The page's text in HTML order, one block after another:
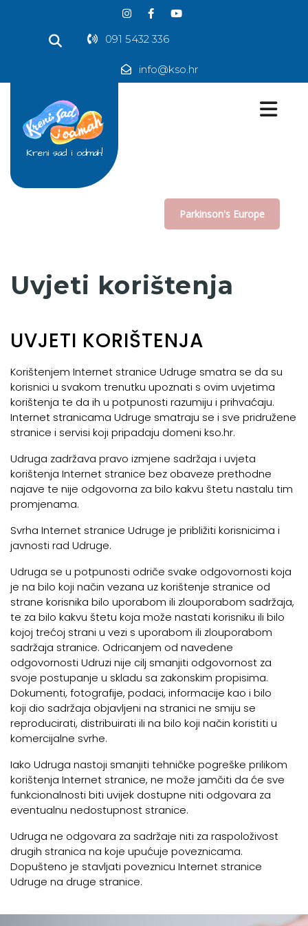
091 5432 336
info@kso.hr
Kreni sad i odmah!
Parkinson's Europe
Uvjeti korištenja
UVJETI KORIŠTENJA
Korištenjem Internet stranice Udruge smatra se da su
korisnici u svakom trenutku upoznati s ovim uvjetima
korištenja te da ih u potpunosti razumiju i prihvaćaju.
Internet stranicama Udruge smatraju se i sve pridružene
stranice i servisi koji pripadaju domeni kso.hr.
Udruga zadržava pravo izmjene sadržaja i uvjeta
korištenja Internet stranice bez obaveze prethodne
najave te nije odgovorna za bilo kakvu štetu nastalu tim
promjenama.
Svrha Internet stranice Udruge je približiti korisnicima i
javnosti rad Udruge.
Udruga se u potpunosti odriče svake odgovornosti koja
je na bilo koji način vezana uz korištenje stranice od
strane korisnika bilo uporabom ili zlouporabom sadržaja,
te za bilo kakvu štetu koja može nastati korisniku ili bilo
kojoj trećoj strani u vezi s uporabom ili zlouporabom
sadržaja stranice. Odricanjem od navedene
odgovornosti Udruzi nije cilj smanjiti odgovornost za
svoje postupanje u skladu sa zakonskim propisima.
Dokumenti, fotografije, podaci, informacije kao i bilo
koji dio sadržaja objavljeni na stranici ne smiju se
reproducirati, distribuirati ili na bilo koji način koristiti u
komercijalne svrhe.
Iako Udruga nastoji smanjiti tehničke pogreške prilikom
korištenja Internet stranice, ne može jamčiti da će sve
funkcionalnosti biti uvijek dostupne niti odgovara za
eventualnu nedostupnost stranice.
Udruga ne odgovara za sadržaje niti za raspoloživost
drugih stranica na koje upućuje poveznicama.
Dopušteno je stavljati poveznicu Internet stranice
Udruge na druge stranice.